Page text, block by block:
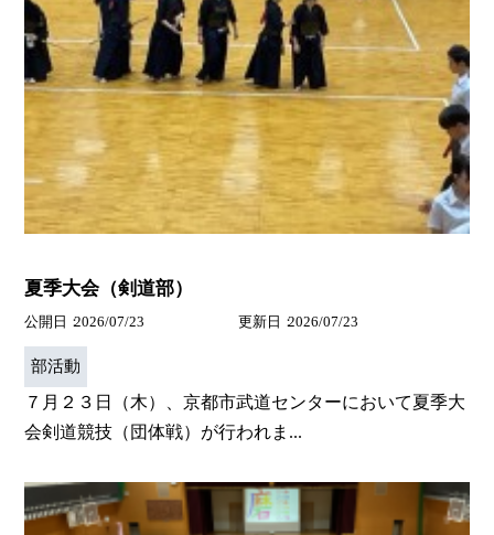
夏季大会（剣道部）
公開日 2026/07/23 更新日 2026/07/23
部活動
７月２３日（木）、京都市武道センターにおいて夏季大
会剣道競技（団体戦）が行われま...